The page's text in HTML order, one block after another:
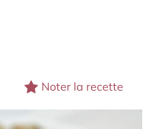
Noter la recette